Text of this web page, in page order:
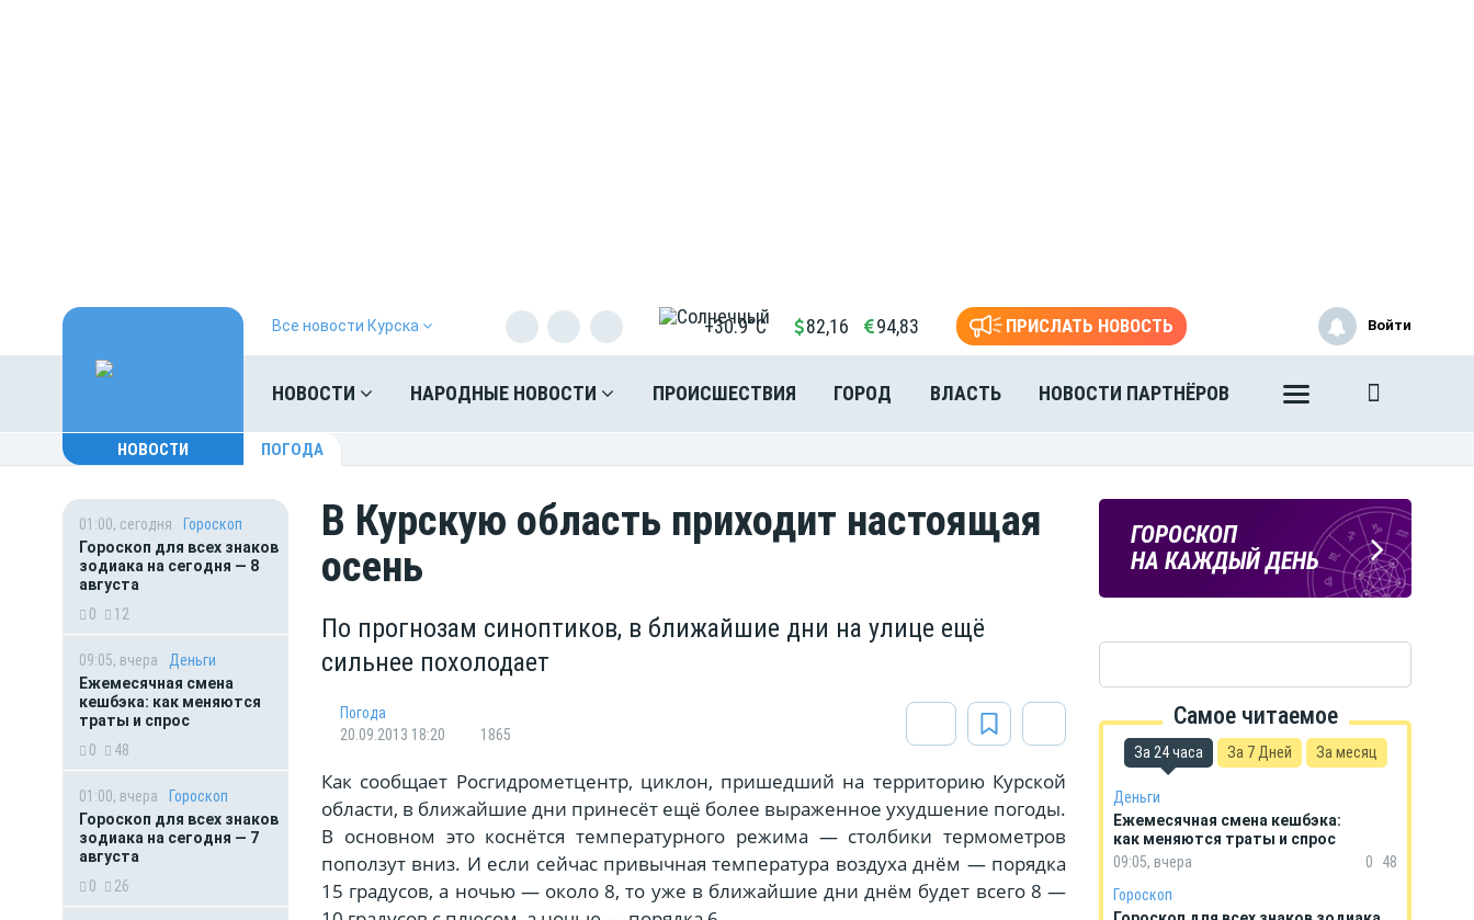
Все новости Курска +30.9°C 82,16 94,83 ПРИСЛАТЬ НОВОСТЬ
НОВОСТИ НАРОДНЫЕ НОВОСТИ ПРОИСШЕСТВИЯ ГОРОД ВЛАСТЬ НОВОСТИ ПАРТНЁРОВ
Войти
НОВОСТИ ПОГОДА
01:00, сегодня
Гороскоп
Гороскоп для всех знаков
зодиака на сегодня — 8
августа
0
12
09:05, вчера
Деньги
Ежемесячная смена
кешбэка: как меняются
траты и спрос
0
48
01:00, вчера
Гороскоп
Гороскоп для всех знаков
зодиака на сегодня — 7
августа
0
26
В Курскую область приходит настоящая
осень
По прогнозам синоптиков, в ближайшие дни на улице ещё
сильнее похолодает
Погода
20.09.2013 18:20
1865
Как сообщает Росгидрометцентр, циклон, пришедший на территорию Курской
области, в ближайшие дни принесёт ещё более выраженное ухудшение погоды.
В основном это коснётся температурного режима — столбики термометров
поползут вниз. И если сейчас привычная температура воздуха днём — порядка
15 градусов, а ночью — около 8, то уже в ближайшие дни днём будет всего 8 —
ПОГОДА
В КУРСКЕ
ГОРОСКОП
НА КАЖДЫЙ ДЕНЬ
Самое читаемое
За 24 часа За 7 Дней За месяц
Деньги
Ежемесячная смена кешбэка:
как меняются траты и спрос
09:05, вчера
0
48
Гороскоп